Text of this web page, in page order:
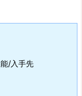
/入手先